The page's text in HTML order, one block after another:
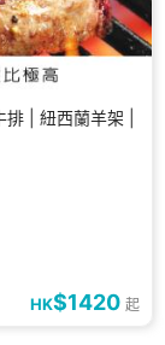
| 紐西蘭羊架 |
HK$1420 起